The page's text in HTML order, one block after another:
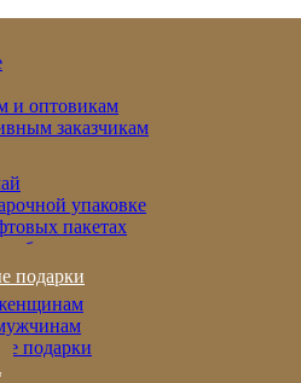
и оптовикам
заказчикам
упаковке
пакетах
сбитни
подарки
подарки